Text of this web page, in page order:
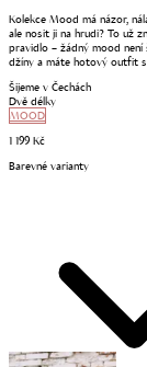
Kolekce Mood má názor,
ale nosit ji na hrudi? To už
pravidlo – žádný mood
džíny a máte hotový outfit s
Šijeme v Čechách
Dvě délky
MOOD
1 199 Kč
Barevné varianty